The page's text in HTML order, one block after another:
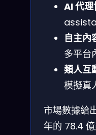
AI 代
自主內
多平台
類人互
模擬真
市場數據給
年的 78.4